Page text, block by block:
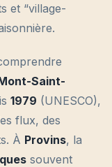
et “village-
Saint-
1979 (UNESCO),
flux, des
À Provins, la
souvent